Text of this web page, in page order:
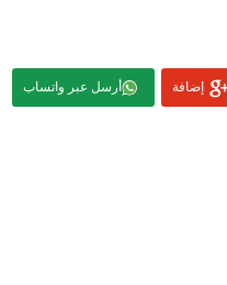
إضافة أرسل عبر واتساب